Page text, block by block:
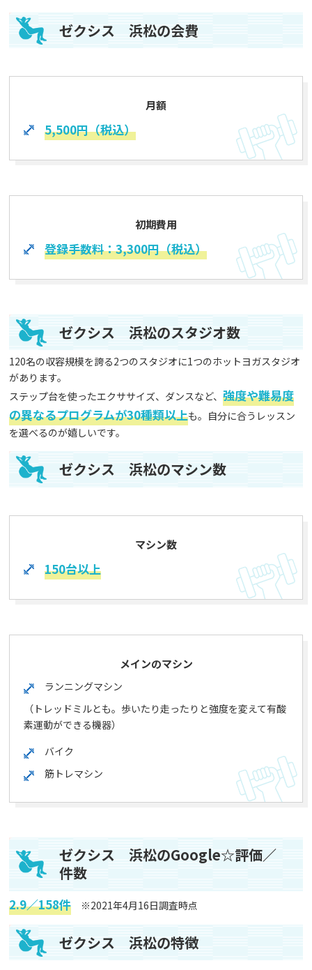
ゼクシス 浜松の会費
月額
5,500円（税込）
初期費用
登録手数料：3,300円（税込）
ゼクシス 浜松のスタジオ数
120名の収容規模を誇る2つのスタジオに1つのホットヨガスタジオ
があります。
ステップ台を使ったエクササイズ、ダンスなど、強度や難易度
の異なるプログラムが30種類以上も。自分に合うレッスン
を選べるのが嬉しいです。
ゼクシス 浜松のマシン数
マシン数
150台以上
メインのマシン
ランニングマシン
（トレッドミルとも。歩いたり走ったりと強度を変えて有酸
素運動ができる機器）
バイク
筋トレマシン
ゼクシス 浜松のGoogle☆評価／
件数
2.9／158件 ※2021年4月16日調査時点
ゼクシス 浜松の特徴